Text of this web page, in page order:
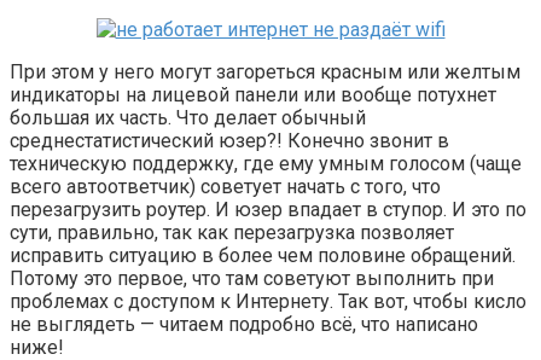
При этом у него могут загореться красным или желтым
индикаторы на лицевой панели или вообще потухнет
большая их часть. Что делает обычный
среднестатистический юзер?! Конечно звонит в
техническую поддержку, где ему умным голосом (чаще
всего автоответчик) советует начать с того, что
перезагрузить роутер. И юзер впадает в ступор. И это по
сути, правильно, так как перезагрузка позволяет
исправить ситуацию в более чем половине обращений.
Потому это первое, что там советуют выполнить при
проблемах с доступом к Интернету. Так вот, чтобы кисло
не выглядеть — читаем подробно всё, что написано
ниже!